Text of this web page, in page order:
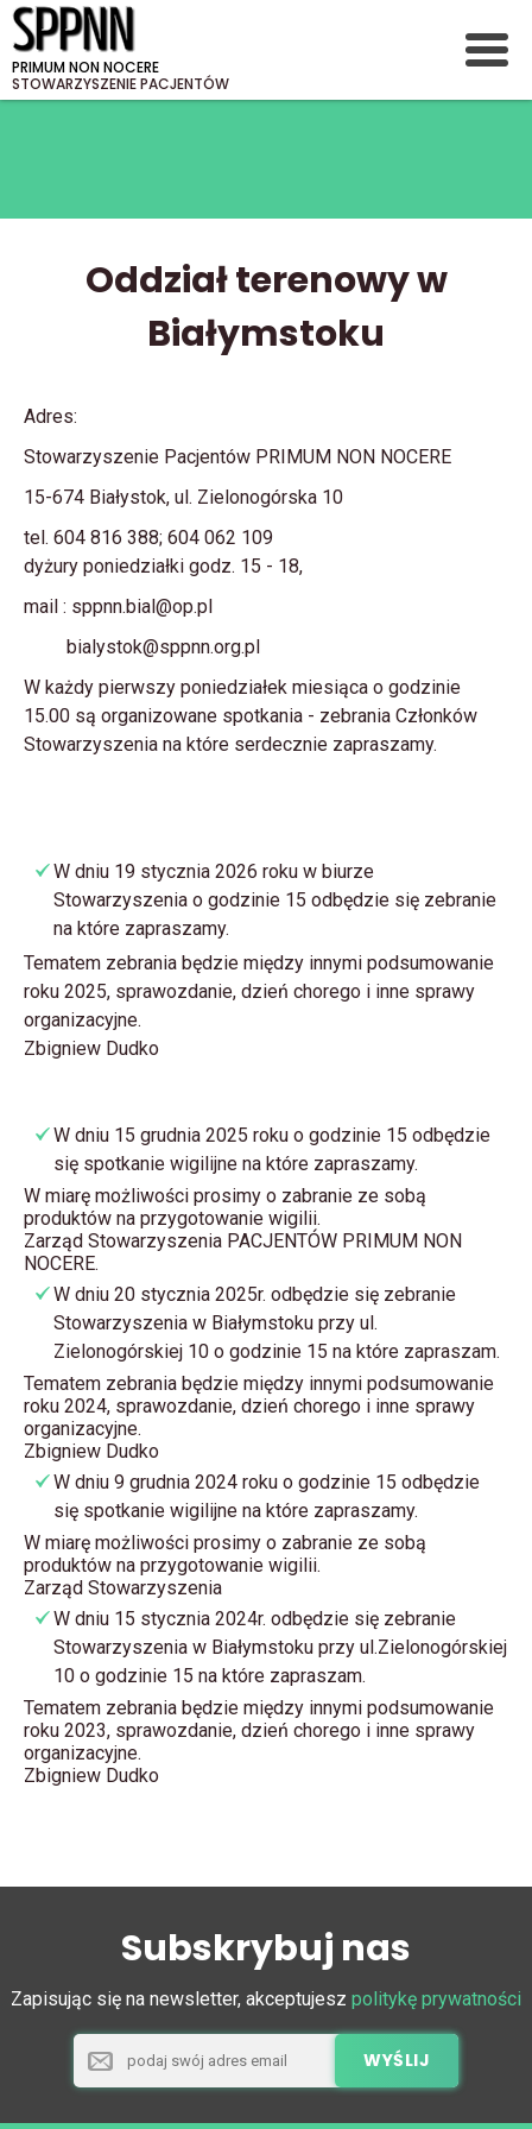
PRIMUM NON NOCERE
STOWARZYSZENIE PACJENTÓW
Oddział terenowy w
Białymstoku
Adres:
Stowarzyszenie Pacjentów PRIMUM NON NOCERE
15-674 Białystok, ul. Zielonogórska 10
tel. 604 816 388; 604 062 109
dyżury poniedziałki godz. 15 - 18,
mail : sppnn.bial@op.pl
bialystok@sppnn.org.pl
W każdy pierwszy poniedziałek miesiąca o godzinie
15.00 są organizowane spotkania - zebrania Członków
Stowarzyszenia na które serdecznie zapraszamy.
W dniu 19 stycznia 2026 roku w biurze
Stowarzyszenia o godzinie 15 odbędzie się zebranie
na które zapraszamy.
Tematem zebrania będzie między innymi podsumowanie
roku 2025, sprawozdanie, dzień chorego i inne sprawy
organizacyjne.
Zbigniew Dudko
W dniu 15 grudnia 2025 roku o godzinie 15 odbędzie
się spotkanie wigilijne na które zapraszamy.
W miarę możliwości prosimy o zabranie ze sobą
produktów na przygotowanie wigilii.
Zarząd Stowarzyszenia PACJENTÓW PRIMUM NON
NOCERE.
W dniu 20 stycznia 2025r. odbędzie się zebranie
Stowarzyszenia w Białymstoku przy ul.
Zielonogórskiej 10 o godzinie 15 na które zapraszam.
Tematem zebrania będzie między innymi podsumowanie
roku 2024, sprawozdanie, dzień chorego i inne sprawy
organizacyjne.
Zbigniew Dudko
W dniu 9 grudnia 2024 roku o godzinie 15 odbędzie
się spotkanie wigilijne na które zapraszamy.
W miarę możliwości prosimy o zabranie ze sobą
produktów na przygotowanie wigilii.
Zarząd Stowarzyszenia
W dniu 15 stycznia 2024r. odbędzie się zebranie
Stowarzyszenia w Białymstoku przy ul.Zielonogórskiej
10 o godzinie 15 na które zapraszam.
Tematem zebrania będzie między innymi podsumowanie
roku 2023, sprawozdanie, dzień chorego i inne sprawy
organizacyjne.
Zbigniew Dudko
Subskrybuj nas
Zapisując się na newsletter, akceptujesz politykę prywatności